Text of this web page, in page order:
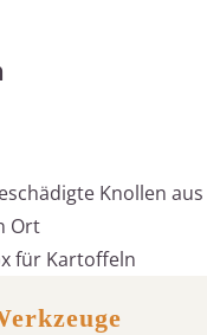
Knollen aus
Ort
für Kartoffeln